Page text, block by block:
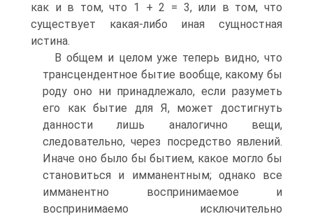
как и в том, что 1 + 2 = 3, или в том, что
существует какая-либо иная сущностная
истина.
В общем и целом уже теперь видно, что
трансцендентное бытие вообще, какому бы
роду оно ни принадлежало, если разуметь
его как бытие для Я, может достигнуть
данности лишь аналогично вещи,
следовательно, через посредство явлений.
Иначе оно было бы бытием, какое могло бы
становиться и имманентным; однако все
имманентно воспринимаемое и
воспринимаемо исключительно